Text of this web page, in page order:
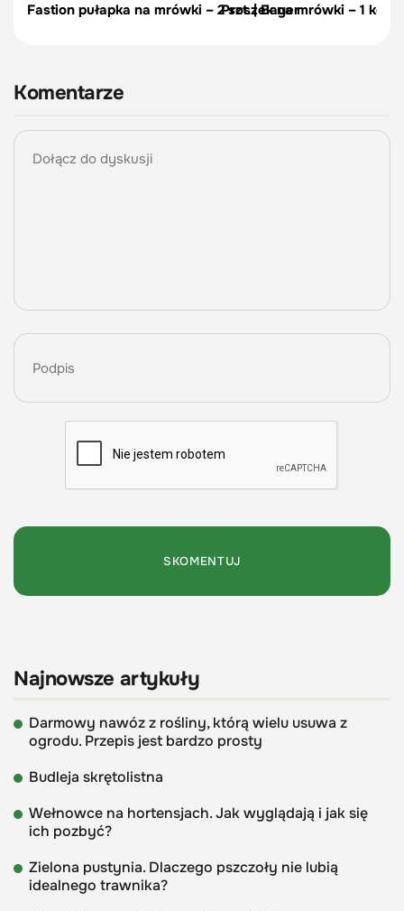
Fastion pułapka na mrówki – 2 szt. | BayerProszek na mrówki – 1 kg
Komentarze
Najnowsze artykuły
Darmowy nawóz z rośliny, którą wielu usuwa z
ogrodu. Przepis jest bardzo prosty
Budleja skrętolistna
Wełnowce na hortensjach. Jak wyglądają i jak się
ich pozbyć?
Zielona pustynia. Dlaczego pszczoły nie lubią
idealnego trawnika?